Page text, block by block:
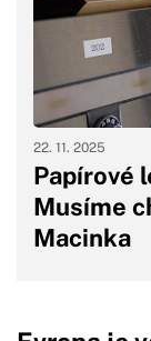
Papírové
Musíme
Macinka
22. 11. 2025